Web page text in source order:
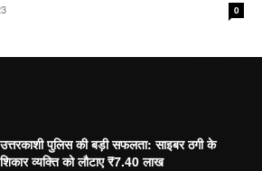
0
उत्तरकाशी पुलिस की बड़ी सफलता: साइबर ठगी के
शिकार व्यक्ति को लौटाए ₹7.40 लाख